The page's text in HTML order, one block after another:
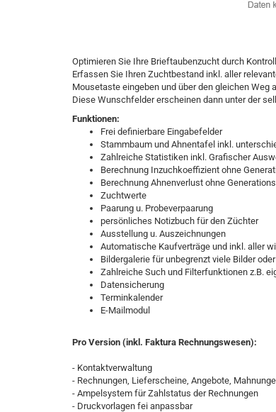
Optimieren Sie Ihre Brieftaubenzucht durch
Erfassen Sie Ihren Zuchtbestand inkl. aller
Mousetaste eingeben und über den gleichen Weg
Diese Wunschfelder erscheinen dann unter der
Funktionen:
Frei definierbare Eingabefelder
Stammbaum und Ahnentafel inkl.
Zahlreiche Statistiken inkl. Grafischer
Berechnung Inzuchkoeffizient ohne
Berechnung Ahnenverlust ohne
Zuchtwerte
Paarung u. Probeverpaarung
persönliches Notizbuch für den Züchter
Ausstellung u. Auszeichnungen
Automatische Kaufverträge und inkl. aller
Bildergalerie für unbegrenzt viele Bilder
Zahlreiche Such und Filterfunktionen z.B.
Datensicherung
Terminkalender
E-Mailmodul
Pro Version (inkl. Faktura Rechnungswesen):
- Kontaktverwaltung
- Rechnungen, Lieferscheine, Angebote,
- Ampelsystem für Zahlstatus der Rechnungen
- Druckvorlagen fei anpassbar